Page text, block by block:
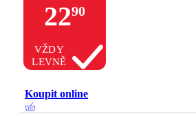
2290
VŽDY
LEVNĚ
Koupit online